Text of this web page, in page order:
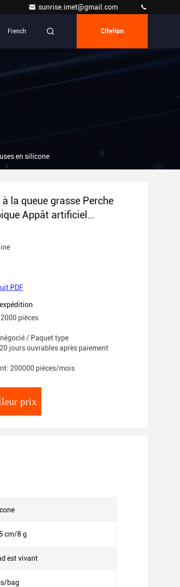
sunrise.imet@gmail.com
French Citation
en silicone
la queue grasse Perche
Appât artificiel
PDF
pièces
/ Paquet type
jours ouvrables après paiement
200000 pièces/mois
prix
cm/8 g
est vivant
bag